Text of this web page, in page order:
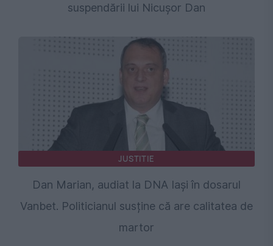
suspendării lui Nicușor Dan
JUSTITIE
Dan Marian, audiat la DNA Iași în dosarul
Vanbet. Politicianul susține că are calitatea de
martor